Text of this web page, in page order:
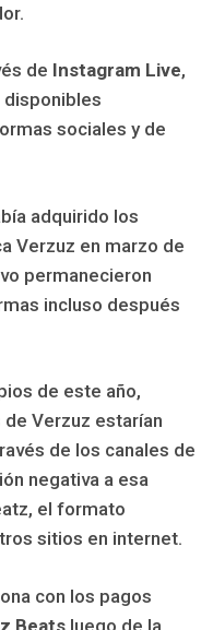
de Instagram Live,
disponibles
sociales y de
adquirido los
Verzuz en marzo de
permanecieron
incluso después
de este año,
Verzuz estarían
de los canales de
negativa a esa
el formato
sitios en internet.
con los pagos
Beats luego de la